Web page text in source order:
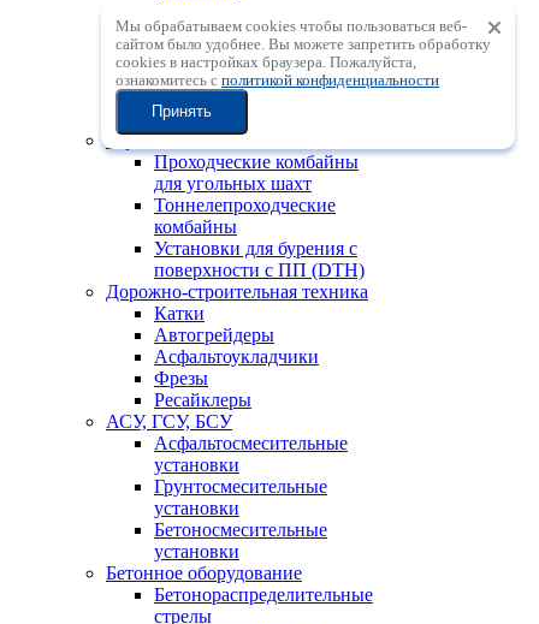
центробежные
дробильные установки с
вертикальным валом
Мобильные
сортировочные установки
Горно-шахтная техника
Проходческие комбайны
для угольных шахт
Тоннелепроходческие
комбайны
Установки для бурения с
поверхности с ПП (DTH)
Дорожно-строительная техника
Катки
Автогрейдеры
Асфальтоукладчики
Фрезы
Ресайклеры
АСУ, ГСУ, БСУ
Асфальтосмесительные
установки
Грунтосмесительные
установки
Бетоносмесительные
установки
Бетонное оборудование
Бетонораспределительные
стрелы
Мы обрабатываем cookies чтобы пользоваться веб-
сайтом было удобнее. Вы можете запретить обработку
сookies в настройках браузера. Пожалуйста,
ознакомитесь с политикой конфиденциальности
Принять